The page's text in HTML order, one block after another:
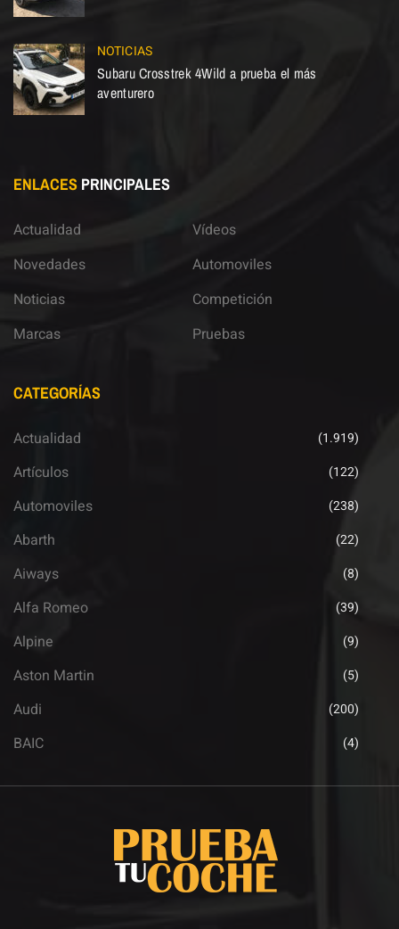
NOTICIAS
Subaru Crosstrek 4Wild a prueba el más
aventurero
ENLACES PRINCIPALES
Actualidad
Novedades
Noticias
Marcas
Vídeos
Automoviles
Competición
Pruebas
CATEGORÍAS
Actualidad (1.919)
Artículos (122)
Automoviles (238)
Abarth (22)
Aiways (8)
Alfa Romeo (39)
Alpine (9)
Aston Martin (5)
Audi (200)
BAIC (4)